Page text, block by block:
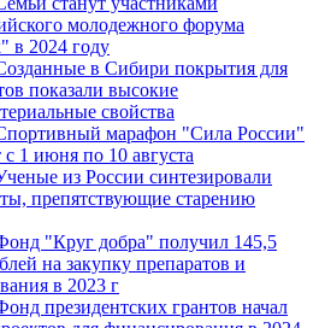
молодежного форума
в 2024 году
в Сибири покрытия для
показали высокие
свойства
марафон "Сила России"
с 1 июня по 10 августа
из России синтезировали
препятствующие старению
"Круг добра" получил 145,5
на закупку препаратов и
в 2023 г
президентских грантов начал